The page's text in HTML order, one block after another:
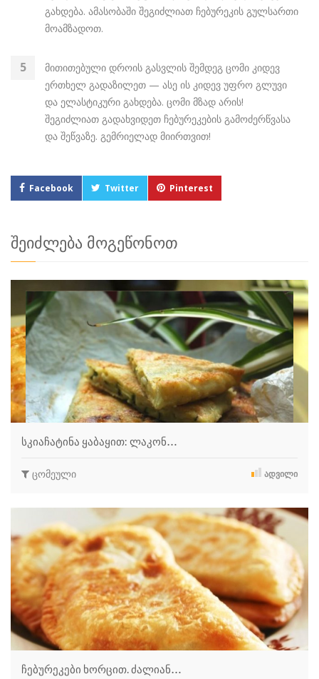
გახდება. ამასობაში შეგიძლიათ ჩებურეკის გულსართი
მოამზადოთ.
მითითებული დროის გასვლის შემდეგ ცომი კიდევ
ერთხელ გადაზილეთ — ასე ის კიდევ უფრო გლუვი
და ელასტიკური გახდება. ცომი მზად არის!
შეგიძლიათ გადახვიდეთ ჩებურეკების გამოძერწვასა
და შეწვაზე. გემრიელად მიირთვით!
Facebook Twitter Pinterest
შეიძლება მოგეწონოთ
სკიაჩატინა ყაბაყით: ლაკონ…
ცომეული ᲐᲓᲕᲘᲚᲘ
ჩებურეკები ხორცით. ძალიან…